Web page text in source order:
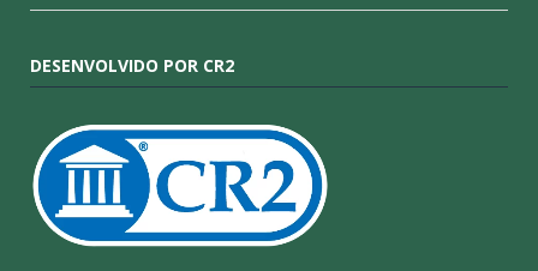
DESENVOLVIDO POR CR2